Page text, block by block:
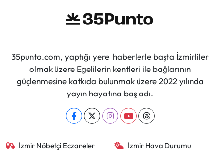
35punto.com, yaptığı yerel haberlerle başta İzmirliler
olmak üzere Egelilerin kentleri ile bağlarının
güçlenmesine katkıda bulunmak üzere 2022 yılında
yayın hayatına başladı.
İzmir Nöbetçi Eczaneler İzmir Hava Durumu